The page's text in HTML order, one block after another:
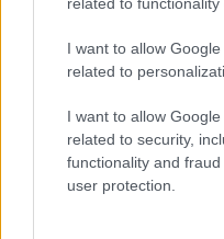
I want to allow
related to
I want to allow
related to security,
functionality and
user protection.
Gotham/Getty
Sarah Jessica Parker